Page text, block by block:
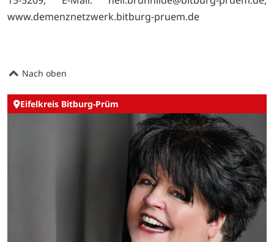
www.demenznetzwerk.bitburg-pruem.de
Nach oben
Eifelkreis Bitburg-Prüm